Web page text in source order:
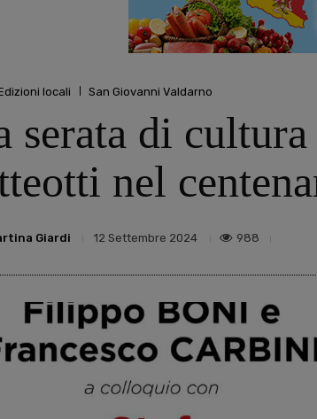
locali San Giovanni Valdarno
serata di
nel
Giardi 12 Settembre 2024 988